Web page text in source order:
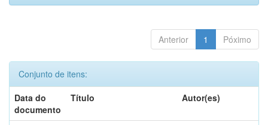
Anterior 1 Póximo
Conjunto de itens:
Data do
documento
Título Autor(es)